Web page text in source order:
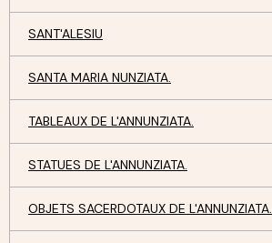
SANT'ALESIU
SANTA MARIA NUNZIATA.
TABLEAUX DE L'ANNUNZIATA.
STATUES DE L'ANNUNZIATA.
OBJETS SACERDOTAUX DE L'ANNUNZIATA.